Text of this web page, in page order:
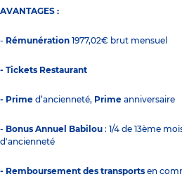
AVANTAGES :
- Rémunération 1977,02€ brut mensuel
- Tickets Restaurant
- Prime d’ancienneté, Prime anniversaire
- Bonus Annuel Babilou : 1/4 de 13ème
d'ancienneté
- Remboursement des transports en